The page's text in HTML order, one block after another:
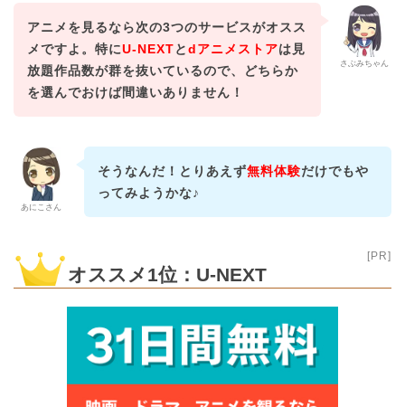
さぶみちゃん
アニメを見るなら次の3つのサービスがオスス
メですよ。特にU-NEXTとdアニメストアは見
放題作品数が群を抜いているので、どちらか
を選んでおけば間違いありません！
あにこさん
そうなんだ！とりあえず無料体験だけでもや
ってみようかな♪
[PR]
オススメ1位：U-NEXT